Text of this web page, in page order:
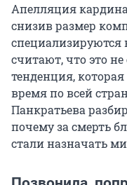
Апелляция
снизив размер
специализируются
считают, что это
тенденция,
время по всей
Панкратьева
почему за смерть
стали назначать